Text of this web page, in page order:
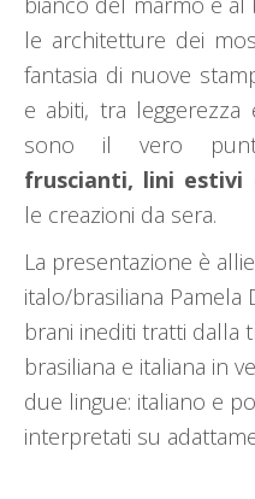
le architetture dei
fantasia di nuove
e abiti, tra
sono il vero
fruscianti, lini estivi
le creazioni da sera.
La presentazione è
italo/brasiliana Pamela
brani inediti tratti dalla
brasiliana e italiana in
due lingue: italiano e
interpretati su